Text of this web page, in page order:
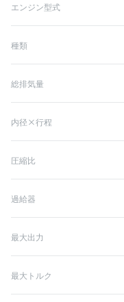
エンジン型式
種類
総排気量
内径×行程
圧縮比
過給器
最大出力
最大トルク